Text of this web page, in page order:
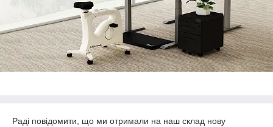
Раді повідомити, що ми отримали на наш склад нову